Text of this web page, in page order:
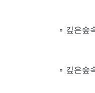
◦ 깊은숲
◦ 깊은숲